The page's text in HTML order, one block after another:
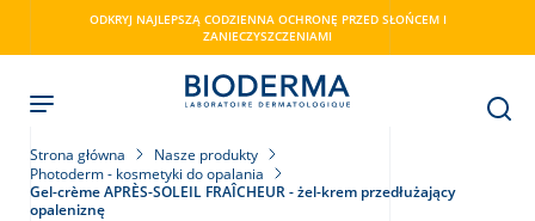
ODKRYJ NAJLEPSZĄ CODZIENNA OCHRONĘ PRZED SŁOŃCEM I
ZANIECZYSZCZENIAMI
Strona główna
Nasze produkty
Photoderm - kosmetyki do opalania
Gel-crème APRÈS-SOLEIL FRAÎCHEUR - żel-krem przedłużający
opaleniznę